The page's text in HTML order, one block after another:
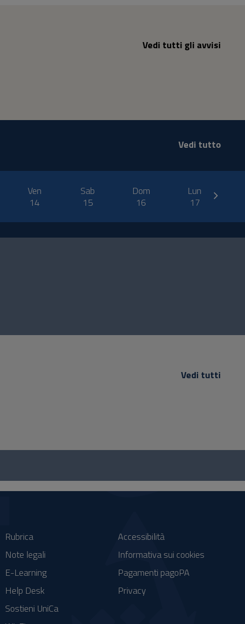
Vedi tutti gli avvisi
Vedi tutto
Ven
14
Sab
15
Dom
16
Lun
17
Vedi tutti
Rubrica
Note legali
E-Learning
Help Desk
Sostieni UniCa
Accessibilità
Informativa sui cookies
Pagamenti pagoPA
Privacy